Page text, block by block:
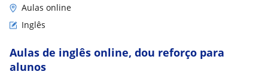
Aulas online
Inglês
Aulas de inglês online, dou reforço para
alunos